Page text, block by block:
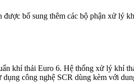
bổ sung thêm các bộ phận xử lý
khí thải Euro 6. Hệ thống xử lý khí
công nghệ SCR dùng kèm với